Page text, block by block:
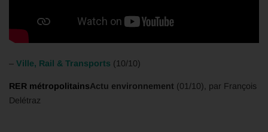
– Ville, Rail & Transports (10/10)
RER métropolitainsActu environnement (01/10), par François
Delétraz